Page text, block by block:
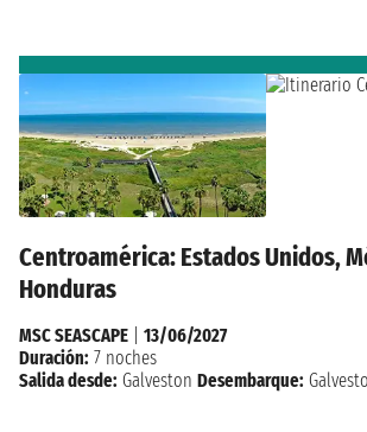
Centroamérica: Estados Unidos,
Honduras
MSC SEASCAPE
13/06/2027
Duración: 7 noches
Salida desde: Galveston Desembarque: